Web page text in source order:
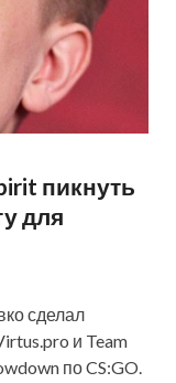
пикнуть
для
сделал
и Team
по CS:GO.